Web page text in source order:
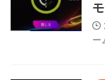
ー